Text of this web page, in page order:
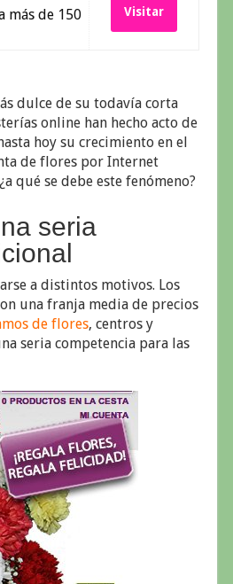
más de 150
Visitar
dulce de su todavía corta
online han hecho acto de
hoy su crecimiento en el
de flores por Internet
qué se debe este fenómeno?
seria
a distintos motivos. Los
una franja media de precios
de flores, centros y
seria competencia para las